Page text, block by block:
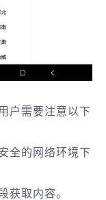
户需要注意以下
全的网络环境下
获取内容。